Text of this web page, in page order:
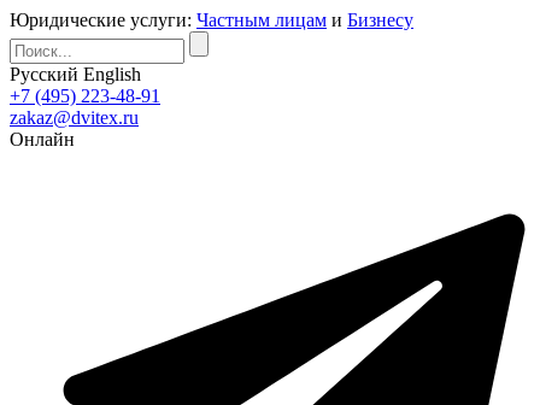
Юридические услуги: Частным лицам и Бизнесу
Русский English
+7 (495) 223-48-91
zakaz@dvitex.ru
Онлайн